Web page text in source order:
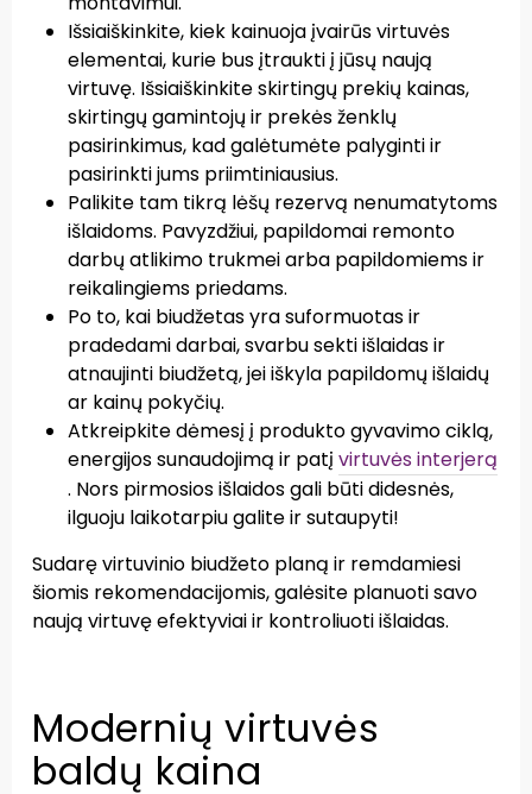
Išsiaiškinkite, kiek kainuoja įvairūs virtuvės
elementai, kurie bus įtraukti į jūsų naują
virtuvę. Išsiaiškinkite skirtingų prekių kainas,
skirtingų gamintojų ir prekės ženklų
pasirinkimus, kad galėtumėte palyginti ir
pasirinkti jums priimtiniausius.
Palikite tam tikrą lėšų rezervą nenumatytoms
išlaidoms. Pavyzdžiui, papildomai remonto
darbų atlikimo trukmei arba papildomiems ir
reikalingiems priedams.
Po to, kai biudžetas yra suformuotas ir
pradedami darbai, svarbu sekti išlaidas ir
atnaujinti biudžetą, jei iškyla papildomų išlaidų
ar kainų pokyčių.
Atkreipkite dėmesį į produkto gyvavimo ciklą,
energijos sunaudojimą ir patį virtuvės interjerą
. Nors pirmosios išlaidos gali būti didesnės,
ilguoju laikotarpiu galite ir sutaupyti!
Sudarę virtuvinio biudžeto planą ir remdamiesi
šiomis rekomendacijomis, galėsite planuoti savo
naują virtuvę efektyviai ir kontroliuoti išlaidas.
Modernių virtuvės
baldų kaina